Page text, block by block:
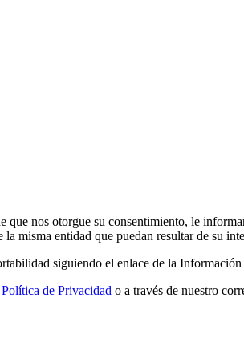
nos otorgue su consentimiento, le
misma entidad que puedan resultar de su
siguiendo el enlace de la
Política de Privacidad o a través de nuestro